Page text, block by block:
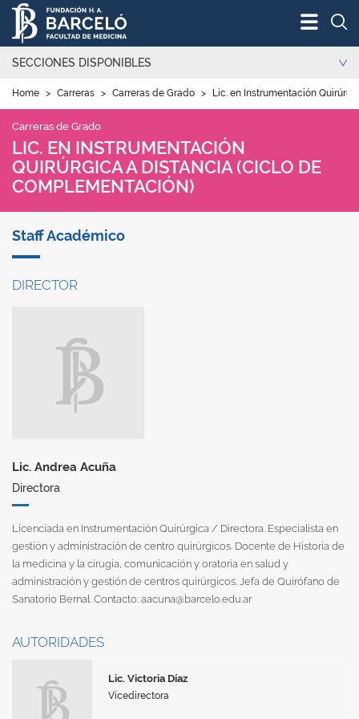
SECCIONES DISPONIBLES
Home > Carreras > Carreras de Grado > Lic. en Instrumentación
Carreras de Grado
LIC. EN INSTRUMENTACIÓN
QUIRÚRGICA A DISTANCIA (CICLO DE
COMPLEMENTACIÓN)
Staff Académico
DIRECTOR
Lic. Andrea Acuña
Directora
Licenciada en Instrumentación Quirúrgica / Directora. Especialista en
gestión y administración de centro quirúrgicos. Docente de Historia de
la medicina y la cirugía, comunicación y oratoria en salud y
administración y gestión de centros quirúrgicos. Jefa de Quirófano de
Sanatorio Bernal. Contacto: aacuna@barcelo.edu.ar
AUTORIDADES
Lic. Victoria Díaz
Vicedirectora